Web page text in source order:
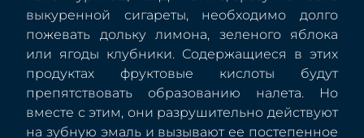
выкуренной сигареты, необходимо долго
пожевать дольку лимона, зеленого яблока
или ягоды клубники. Содержащиеся в этих
продуктах фруктовые кислоты будут
препятствовать образованию налета. Но
вместе с этим, они разрушительно действуют
на зубную эмаль и вызывают ее постепенное